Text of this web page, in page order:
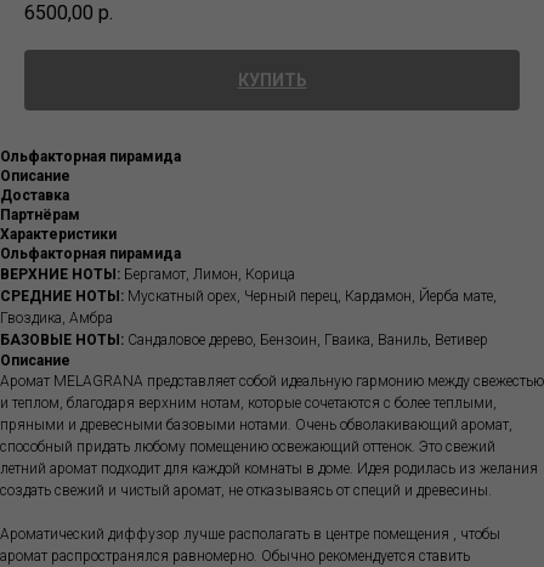
6500,00 р.
КУПИТЬ
Ольфакторная пирамида
Описание
Доставка
Партнёрам
Характеристики
Ольфакторная пирамида
ВЕРХНИЕ НОТЫ: Бергамот, Лимон, Корица
СРЕДНИЕ НОТЫ: Мускатный орех, Черный перец, Кардамон, Йерба мате,
Гвоздика, Амбра
БАЗОВЫЕ НОТЫ: Сандаловое дерево, Бензоин, Гваика, Ваниль, Ветивер
Описание
Аромат MELAGRANA представляет собой идеальную гармонию между свежестью
и теплом, благодаря верхним нотам, которые сочетаются с более теплыми,
пряными и древесными базовыми нотами. Очень обволакивающий аромат,
способный придать любому помещению освежающий оттенок. Это свежий
летний аромат подходит для каждой комнаты в доме. Идея родилась из желания
создать свежий и чистый аромат, не отказываясь от специй и древесины.
Ароматический диффузор лучше располагать в центре помещения , чтобы
аромат распространялся равномерно. Обычно рекомендуется ставить